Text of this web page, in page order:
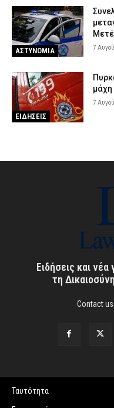
ΑΣΤΥΝΟΜΙΑ 7
ΕΙΔΗΣΕΙΣ
μάχη
7
Ειδήσεις και
τη
Contact us:
Ταυτότητα